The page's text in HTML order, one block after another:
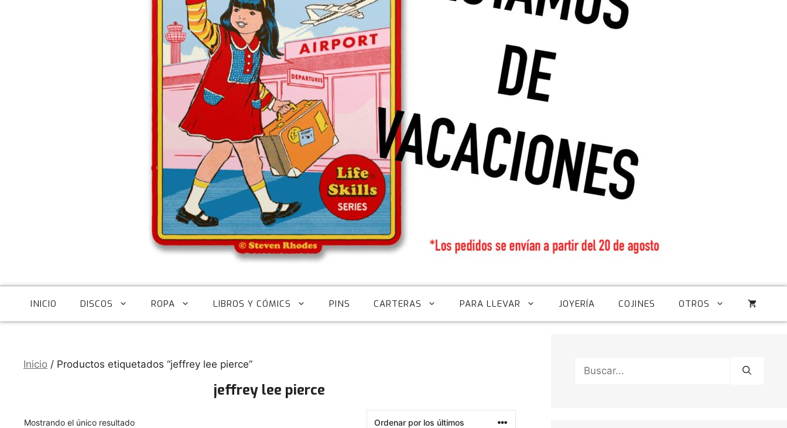
INICIO DISCOS ROPA LIBROS Y CÓMICS PINS CARTERAS PARA LLEVAR JOYERÍA COJINES OTROS
Inicio / Productos etiquetados “jeffrey lee pierce”
jeffrey lee pierce
Mostrando el único resultado
Buscar: